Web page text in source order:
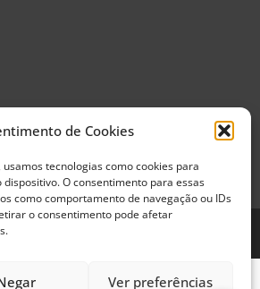
de Cookies
tecnologias como cookies para
O consentimento para essas
como comportamento de navegação ou IDs
o consentimento pode afetar
Ver preferências
de Uso